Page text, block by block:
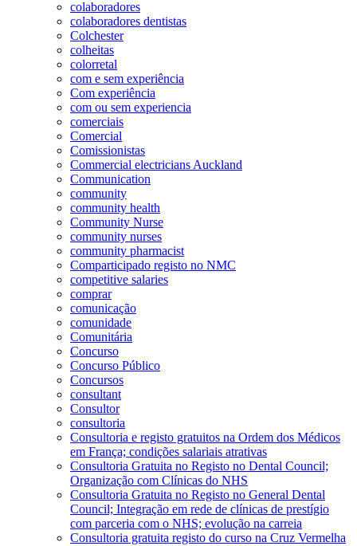
colaboradores
colaboradores dentistas
Colchester
colheitas
colorretal
com e sem experiência
Com experiência
com ou sem experiencia
comerciais
Comercial
Comissionistas
Commercial electricians Auckland
Communication
community
community health
Community Nurse
community nurses
community pharmacist
Comparticipado registo no NMC
competitive salaries
comprar
comunicação
comunidade
Comunitária
Concurso
Concurso Público
Concursos
consultant
Consultor
consultoria
Consultoria e registo gratuitos na Ordem dos Médicos
em França; condições salariais atrativas
Consultoria Gratuita no Registo no Dental Council;
Organização com Clínicas do NHS
Consultoria Gratuita no Registo no General Dental
Council; Integração em rede de clínicas de prestígio
com parceria com o NHS; evolução na carreia
Consultoria gratuita registo do curso na Cruz Vermelha